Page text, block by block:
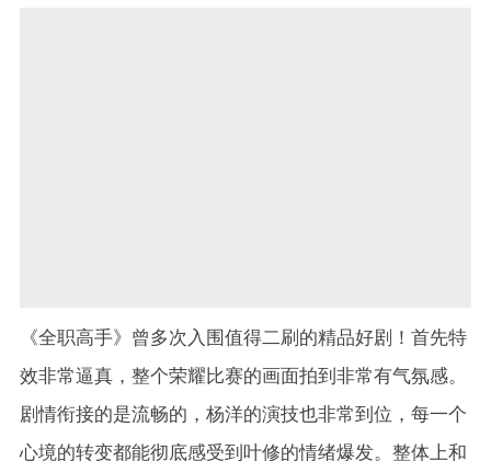
《全职高手》曾多次入围值得二刷的精品好剧！首先特
效非常逼真，整个荣耀比赛的画面拍到非常有气氛感。
剧情衔接的是流畅的，杨洋的演技也非常到位，每一个
心境的转变都能彻底感受到叶修的情绪爆发。整体上和